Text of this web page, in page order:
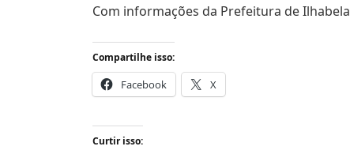
Com informações da Prefeitura de Ilhabela
Compartilhe isso:
Facebook X
Curtir isso: